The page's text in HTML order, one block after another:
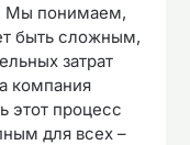
Мы понимаем,
быть сложным,
затрат
компания
этот процесс
для всех –